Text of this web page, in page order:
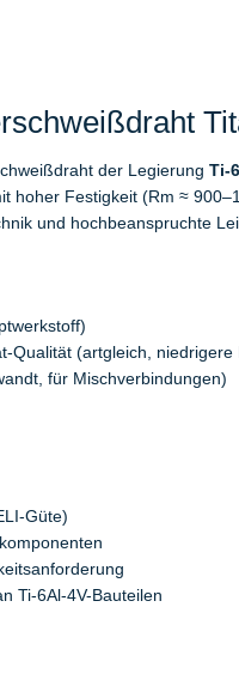
der Legierung Ti-
hoher Festigkeit (Rm ≈
und hochbeanspruchte
(artgleich, niedrigere
für Mischverbindungen)
Güte)
Ti-6Al-4V-Bauteilen